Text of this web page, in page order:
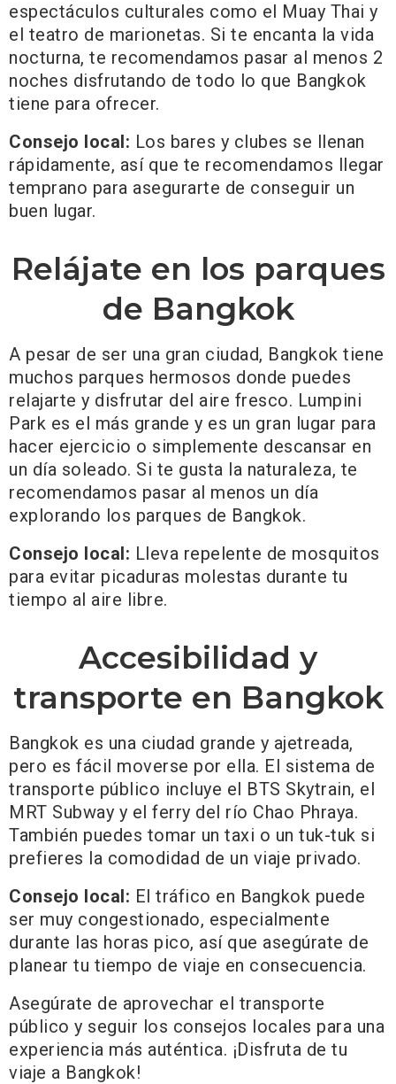
espectáculos culturales como el Muay Thai y
el teatro de marionetas. Si te encanta la vida
nocturna, te recomendamos pasar al menos 2
noches disfrutando de todo lo que Bangkok
tiene para ofrecer.
Consejo local: Los bares y clubes se llenan
rápidamente, así que te recomendamos llegar
temprano para asegurarte de conseguir un
buen lugar.
Relájate en los parques
de Bangkok
A pesar de ser una gran ciudad, Bangkok tiene
muchos parques hermosos donde puedes
relajarte y disfrutar del aire fresco. Lumpini
Park es el más grande y es un gran lugar para
hacer ejercicio o simplemente descansar en
un día soleado. Si te gusta la naturaleza, te
recomendamos pasar al menos un día
explorando los parques de Bangkok.
Consejo local: Lleva repelente de mosquitos
para evitar picaduras molestas durante tu
tiempo al aire libre.
Accesibilidad y
transporte en Bangkok
Bangkok es una ciudad grande y ajetreada,
pero es fácil moverse por ella. El sistema de
transporte público incluye el BTS Skytrain, el
MRT Subway y el ferry del río Chao Phraya.
También puedes tomar un taxi o un tuk-tuk si
prefieres la comodidad de un viaje privado.
Consejo local: El tráfico en Bangkok puede
ser muy congestionado, especialmente
durante las horas pico, así que asegúrate de
planear tu tiempo de viaje en consecuencia.
Asegúrate de aprovechar el transporte
público y seguir los consejos locales para una
experiencia más auténtica. ¡Disfruta de tu
viaje a Bangkok!